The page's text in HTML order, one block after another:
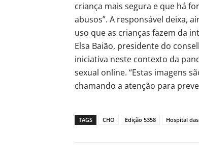
criança mais segura e que há
abusos”. A responsável deixa,
uso que as crianças fazem da
Elsa Baião, presidente do
iniciativa neste contexto da
sexual online. “Estas imagens
chamando a atenção para
TAGS CHO Edição 5358 Hospital